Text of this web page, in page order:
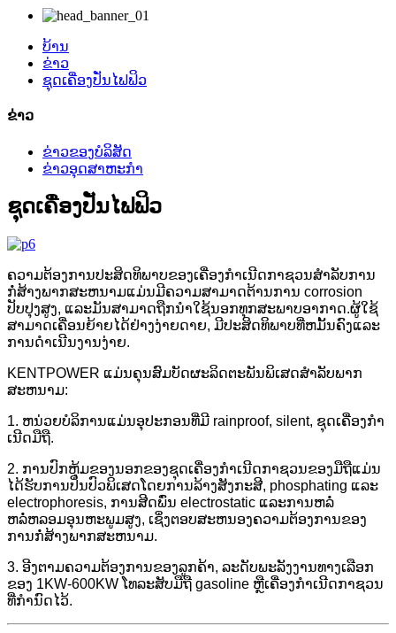
ບ້ານ
ຂ່າວ
ຊຸດເຄື່ອງປັ່ນໄຟຟິວ
ຂ່າວ
ຂ່າວຂອງບໍລິສັດ
ຂ່າວອຸດສາຫະກໍາ
ຊຸດເຄື່ອງປັ່ນໄຟຟິວ
ຄວາມຕ້ອງການປະສິດທິພາບຂອງເຄື່ອງກໍາເນີດກາຊວນສໍາລັບການ
ກໍ່ສ້າງພາກສະຫນາມແມ່ນມີຄວາມສາມາດຕ້ານການ corrosion
ປັບປຸງສູງ, ແລະມັນສາມາດຖືກນໍາໃຊ້ນອກທຸກສະພາບອາກາດ.ຜູ້​ໃຊ້​
ສາ​ມາດ​ເຄື່ອນ​ຍ້າຍ​ໄດ້​ຢ່າງ​ງ່າຍ​ດາຍ​, ມີ​ປະ​ສິດ​ທິ​ພາບ​ທີ່​ຫມັ້ນ​ຄົງ​ແລະ​
ການ​ດໍາ​ເນີນ​ງານ​ງ່າຍ​.
KENTPOWER ແມ່ນຄຸນສົມບັດຜະລິດຕະພັນພິເສດສໍາລັບພາກ
ສະຫນາມ:
1. ຫນ່ວຍບໍລິການແມ່ນອຸປະກອນທີ່ມີ rainproof, silent, ຊຸດເຄື່ອງກໍາ
ເນີດມືຖື.
2. ການປົກຫຸ້ມຂອງນອກຂອງຊຸດເຄື່ອງກໍາເນີດກາຊວນຂອງມືຖືແມ່ນ
ໄດ້ຮັບການປິ່ນປົວພິເສດໂດຍການລ້າງສັງກະສີ, phosphating ແລະ
electrophoresis, ການສີດພົ່ນ electrostatic ແລະການຫລໍ່
ຫລໍ່ຫລອມອຸນຫະພູມສູງ, ເຊິ່ງຕອບສະຫນອງຄວາມຕ້ອງການຂອງ
ການກໍ່ສ້າງພາກສະຫນາມ.
3. ອີງຕາມຄວາມຕ້ອງການຂອງລູກຄ້າ, ລະດັບພະລັງງານທາງເລືອກ
ຂອງ 1KW-600KW ໂທລະສັບມືຖື gasoline ຫຼືເຄື່ອງກໍາເນີດກາຊວນ
ທີ່ກໍານົດໄວ້.